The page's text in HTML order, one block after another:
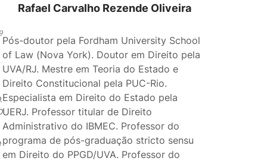
Rafael Carvalho Rezende Oliveira
Pós-doutor pela Fordham University School
of Law (Nova York). Doutor em Direito pela
UVA/RJ. Mestre em Teoria do Estado e
Direito Constitucional pela PUC-Rio.
Especialista em Direito do Estado pela
UERJ. Professor titular de Direito
Administrativo do IBMEC. Professor do
programa de pós-graduação stricto sensu
em Direito do PPGD/UVA. Professor do